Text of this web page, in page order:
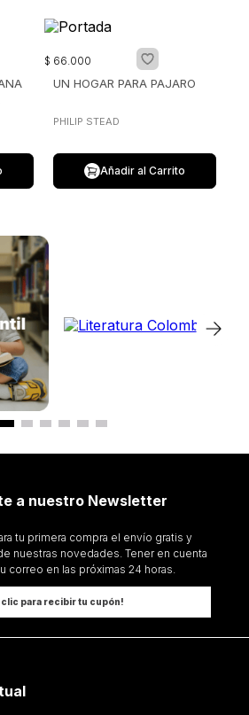
$ 66.000
UN HOGAR PARA PAJARO
PHILIP STEAD
Añadir al Carrito
a nuestro Newsletter
tu primera compra el envío gratis y
nuestras novedades. Tener en cuenta
correo en las próximas 24 horas.
clic para recibir tu cupón!